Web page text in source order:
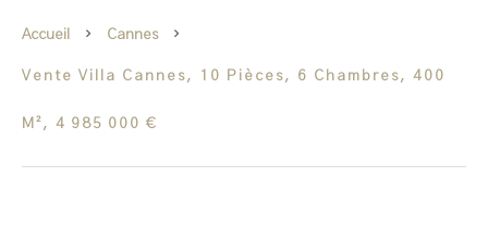
Accueil Cannes
Vente Villa Cannes, 10 Pièces, 6 Chambres, 400
M², 4 985 000 €